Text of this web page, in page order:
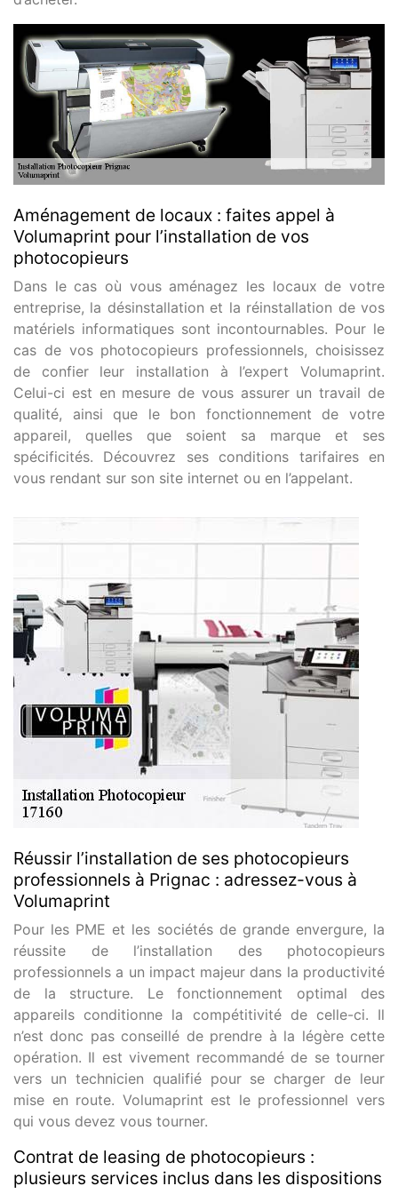
Aménagement de locaux : faites appel à
Volumaprint pour l’installation de vos
photocopieurs
Dans le cas où vous aménagez les locaux de votre
entreprise, la désinstallation et la réinstallation de vos
matériels informatiques sont incontournables. Pour le
cas de vos photocopieurs professionnels, choisissez
de confier leur installation à l’expert Volumaprint.
Celui-ci est en mesure de vous assurer un travail de
qualité, ainsi que le bon fonctionnement de votre
appareil, quelles que soient sa marque et ses
spécificités. Découvrez ses conditions tarifaires en
vous rendant sur son site internet ou en l’appelant.
Réussir l’installation de ses photocopieurs
professionnels à Prignac : adressez-vous à
Volumaprint
Pour les PME et les sociétés de grande envergure, la
réussite de l’installation des photocopieurs
professionnels a un impact majeur dans la productivité
de la structure. Le fonctionnement optimal des
appareils conditionne la compétitivité de celle-ci. Il
n’est donc pas conseillé de prendre à la légère cette
opération. Il est vivement recommandé de se tourner
vers un technicien qualifié pour se charger de leur
mise en route. Volumaprint est le professionnel vers
qui vous devez vous tourner.
Contrat de leasing de photocopieurs :
plusieurs services inclus dans les dispositions